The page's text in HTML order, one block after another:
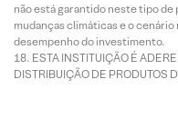
não está garantido neste tipo
mudanças climáticas e o
desempenho do investimento.
ESTA INSTITUIÇÃO É
DISTRIBUIÇÃO DE PRODUTOS